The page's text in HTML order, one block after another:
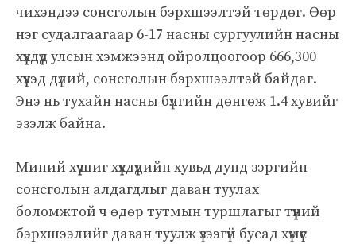
чихэндээ сонсголын бэрхшээлтэй төрдөг. Өөр
нэг судалгаагаар 6-17 насны сургуулийн насны
хүүхдүүд улсын хэмжээнд ойролцоогоор 666,300
хүүхэд дүлий, сонсголын бэрхшээлтэй байдаг.
Энэ нь тухайн насны бүлгийн дөнгөж 1.4 хувийг
эзэлж байна.
Миний хүү шиг хүүхдүүдийн хувьд дунд зэргийн
сонсголын алдагдлыг даван туулах
боломжтой ч өдөр тутмын туршлагыг түүний
бэрхшээлийг даван туулж үзээгүй бусад хүмүүс